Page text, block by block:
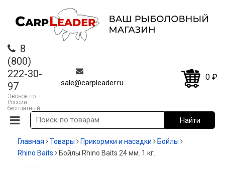
8
(800)
222-30-
97
Звонок по
России —
бесплатный
sale@carpleader.ru
0 ₽
Главная Товары Прикормки и насадки
Бойлы
Rhino Baits
Бойлы Rhino Baits 24 мм. 1 кг.